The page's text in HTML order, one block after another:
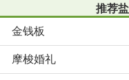
推荐
金钱板
摩梭婚礼